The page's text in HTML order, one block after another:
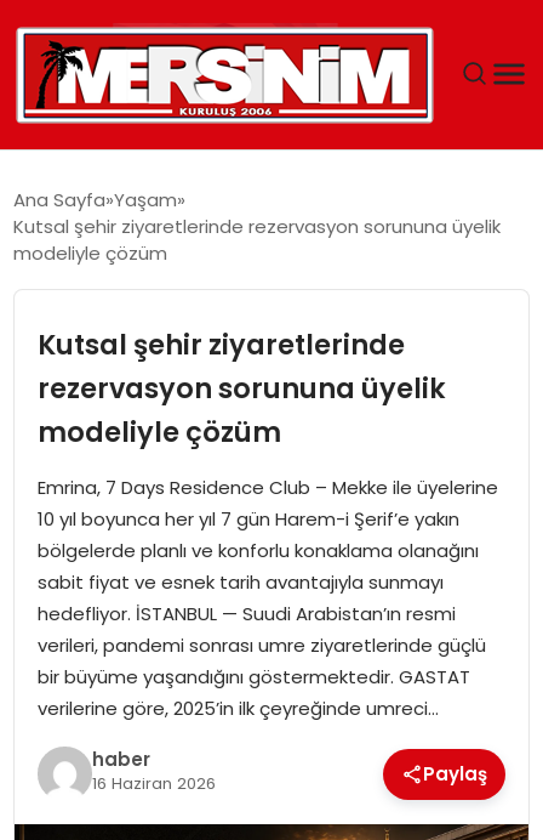
YAŞAM
EĞITIM
SPOR
EKONOMI
MAGAZIN
DÜNYA
OTOMOBIL
Ana Sayfa Yaşam
Kutsal şehir ziyaretlerinde rezervasyon sorununa üyelik
modeliyle çözüm
Kutsal şehir ziyaretlerinde
rezervasyon sorununa üyelik
modeliyle çözüm
Emrina, 7 Days Residence Club – Mekke ile üyelerine
10 yıl boyunca her yıl 7 gün Harem-i Şerif’e yakın
bölgelerde planlı ve konforlu konaklama olanağını
sabit fiyat ve esnek tarih avantajıyla sunmayı
hedefliyor. İSTANBUL — Suudi Arabistan’ın resmi
verileri, pandemi sonrası umre ziyaretlerinde güçlü
bir büyüme yaşandığını göstermektedir. GASTAT
verilerine göre, 2025’in ilk çeyreğinde umreci…
haber
16 Haziran 2026 Paylaş